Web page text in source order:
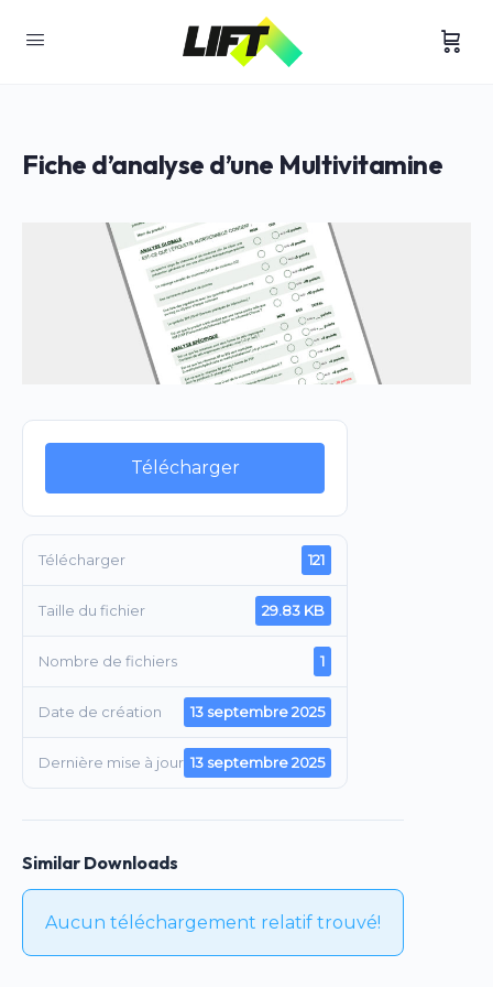
Fiche d’analyse d’une Multivitamine
Télécharger
Télécharger 121
Taille du fichier 29.83 KB
Nombre de fichiers 1
Date de création 13 septembre 2025
Dernière mise à jour 13 septembre 2025
Similar Downloads
Aucun téléchargement relatif trouvé!